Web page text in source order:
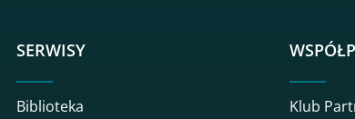
SERWISY
Biblioteka
Klub